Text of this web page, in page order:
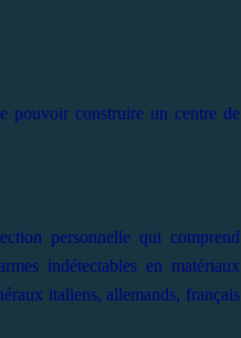
pouvoir construire un centre de
personnelle qui comprend
indétectables en matériaux
italiens, allemands, français